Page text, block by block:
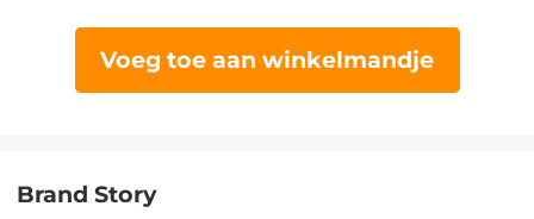
Voeg toe aan winkelmandje
Brand Story